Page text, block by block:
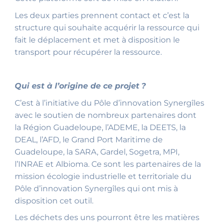
Les deux parties prennent contact et c’est la
structure qui souhaite acquérir la ressource qui
fait le déplacement et met à disposition le
transport pour récupérer la ressource.
Qui est à l’origine de ce projet ?
C’est à l’initiative du Pôle d’innovation Synergîles
avec le soutien de nombreux partenaires dont
la Région Guadeloupe, l’ADEME, la DEETS, la
DEAL, l’AFD, le Grand Port Maritime de
Guadeloupe, la SARA, Gardel, Sogetra, MPI,
l’INRAE et Albioma. Ce sont les partenaires de la
mission écologie industrielle et territoriale du
Pôle d’innovation Synergîles qui ont mis à
disposition cet outil.
Les déchets des uns pourront être les matières